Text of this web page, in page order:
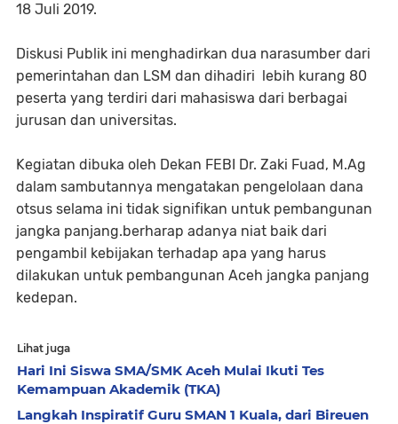
18 Juli 2019.
Diskusi Publik ini menghadirkan dua narasumber dari
pemerintahan dan LSM dan dihadiri lebih kurang 80
peserta yang terdiri dari mahasiswa dari berbagai
jurusan dan universitas.
Kegiatan dibuka oleh Dekan FEBI Dr. Zaki Fuad, M.Ag
dalam sambutannya mengatakan pengelolaan dana
otsus selama ini tidak signifikan untuk pembangunan
jangka panjang.berharap adanya niat baik dari
pengambil kebijakan terhadap apa yang harus
dilakukan untuk pembangunan Aceh jangka panjang
kedepan.
Lihat juga
Hari Ini Siswa SMA/SMK Aceh Mulai Ikuti Tes
Kemampuan Akademik (TKA)
Langkah Inspiratif Guru SMAN 1 Kuala, dari Bireuen